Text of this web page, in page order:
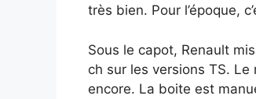
très bien. Pour l’époque,
Sous le capot, Renault
ch sur les versions TS.
encore. La boite est